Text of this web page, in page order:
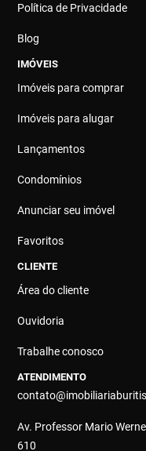
Política de Privacidade
Blog
IMÓVEIS
Imóveis para comprar
Imóveis para alugar
Lançamentos
Condomínios
Anunciar seu imóvel
Favoritos
CLIENTE
Área do cliente
Ouvidoria
Trabalhe conosco
ATENDIMENTO
Av. Professor Mario
610